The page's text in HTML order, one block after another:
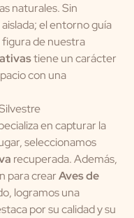
naturales. Sin
el entorno guía
figura de nuestra
tiene un carácter
con una
en capturar la
seleccionamos
recuperada. Además,
para crearAves de
logramos una
por su calidad y su